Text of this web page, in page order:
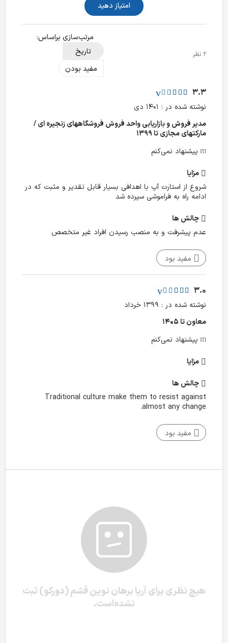
امتیاز دهید
2 نظر
مرتب‌سازی بر‌اساس:
تاریخ
مفید بودن
3.3
نوشته شده در : ۱۴۰۱ دی
مدیر فروش و بازاریابی واحد فروش فروشگاههای زنجیره ای /
مارکتهای مجازی تا ۱۳۹۹
پیشنهاد نمی‌کنم
مزایا
شروع از استارت آپ با اهدافی بسیار قابل تقدیر و مثبت که در
ادامه راه به فراموشی سپرده شد
چالش‌ ها
عدم پیشرفت و به منصب رسیدن افراد غیر متخصص
مفید بود
3.0
نوشته شده در : ۱۳۹۹ خرداد
معاون تا ۱۴۰۵
پیشنهاد نمی‌کنم
مزایا
چالش‌ ها
Traditional culture make them to resist against
almost any change.
مفید بود
هیچ نظری برای آریا برهان نوین قشم (دورکو) ثبت
نشده‌است.